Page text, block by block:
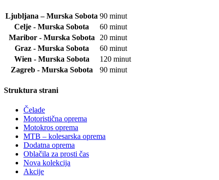
Ljubljana – Murska Sobota 90 minut
Celje - Murska Sobota
60 minut
Maribor - Murska Sobota
20 minut
Graz - Murska Sobota
60 minut
Wien - Murska Sobota
120 minut
Zagreb - Murska Sobota
90 minut
Struktura strani
Čelade
Motoristična oprema
Motokros oprema
MTB – kolesarska oprema
Dodatna oprema
Oblačila za prosti čas
Nova kolekcija
Akcije